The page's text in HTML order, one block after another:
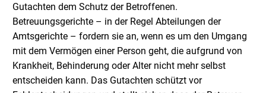
Gutachten dem Schutz der Betroffenen.
Betreuungsgerichte – in der Regel Abteilungen der
Amtsgerichte – fordern sie an, wenn es um den Umgang
mit dem Vermögen einer Person geht, die aufgrund von
Krankheit, Behinderung oder Alter nicht mehr selbst
entscheiden kann. Das Gutachten schützt vor